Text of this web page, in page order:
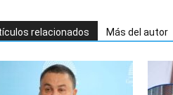
relacionados Más del autor